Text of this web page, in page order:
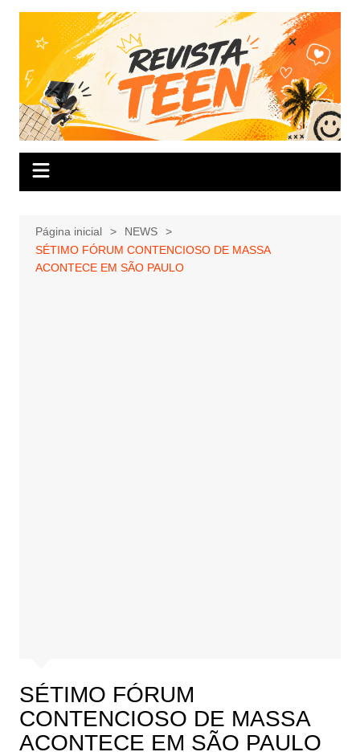
conteúdo
Página inicial
NEWS
SÉTIMO FÓRUM CONTENCIOSO DE MASSA
ACONTECE EM SÃO PAULO
SÉTIMO FÓRUM
CONTENCIOSO DE MASSA
ACONTECE EM SÃO PAULO